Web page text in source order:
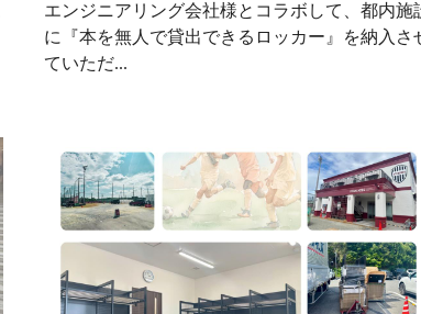
エンジニアリング会社様とコラボして、都内施
に『本を無人で貸出できるロッカー』を納入さ
ていただ...